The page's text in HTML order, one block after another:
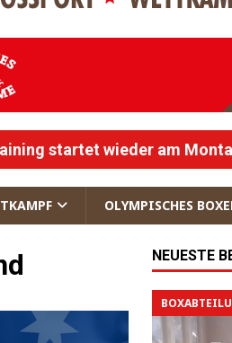
startet wieder am
OLYMPISCHES
NEUESTE